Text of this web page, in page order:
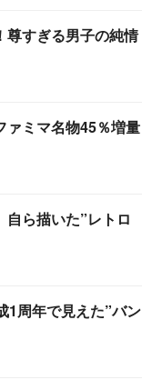
尊すぎる男子の純情
ァミマ名物45％増量
ら描いた”レトロ
1周年で見えた”バン